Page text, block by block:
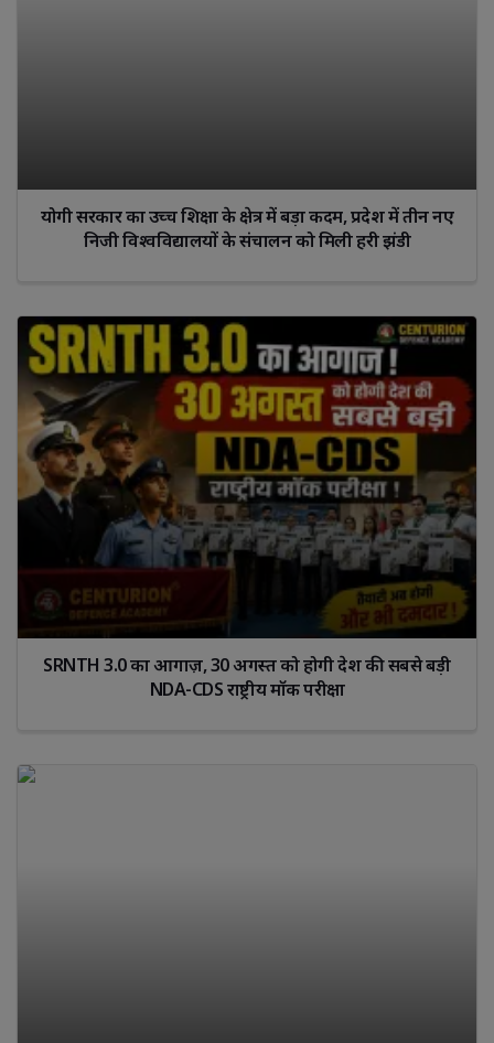
योगी सरकार का उच्च शिक्षा के क्षेत्र में बड़ा कदम, प्रदेश में तीन नए
निजी विश्वविद्यालयों के संचालन को मिली हरी झंडी
SRNTH 3.0 का आगाज़, 30 अगस्त को होगी देश की सबसे बड़ी
NDA-CDS राष्ट्रीय मॉक परीक्षा